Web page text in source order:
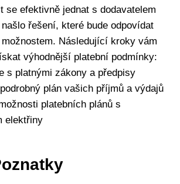
se efektivně jednat s dodavatelem
řešení, které bude odpovídat
Následující kroky vám
výhodnější platební podmínky:
s platnými zákony a předpisy
plán vašich příjmů a výdajů
platebních plánů s
elektřiny